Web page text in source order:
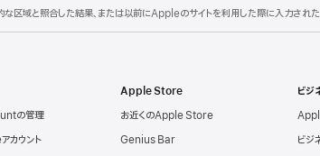
区域と照合した結果、または以前にAppleのサイトを利用した際に入力され
の管理
カウント
Apple Store
お近くのApple Store
Genius Bar
ビジ
ビジ